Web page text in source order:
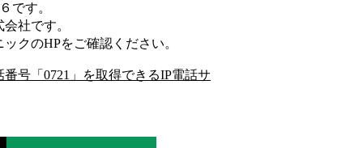
です。
会社です。
ックのHPをご確認ください。
号「 0721 」を取得できるIP電話サ